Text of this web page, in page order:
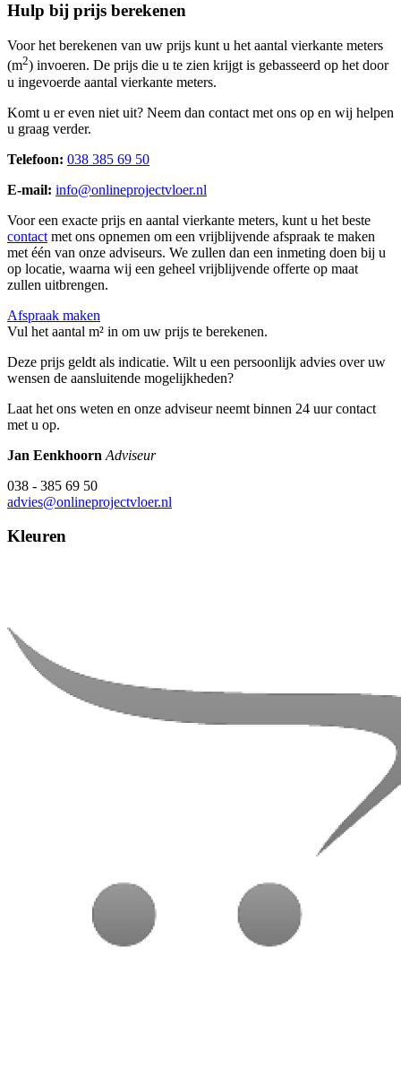
Hulp bij prijs berekenen
Voor het berekenen van uw prijs kunt u het aantal vierkante meters
(m2) invoeren. De prijs die u te zien krijgt is gebasseerd op het door
u ingevoerde aantal vierkante meters.
Komt u er even niet uit? Neem dan contact met ons op en wij helpen
u graag verder.
Telefoon: 038 385 69 50
E-mail: info@onlineprojectvloer.nl
Voor een exacte prijs en aantal vierkante meters, kunt u het beste
contact met ons opnemen om een vrijblijvende afspraak te maken
met één van onze adviseurs. We zullen dan een inmeting doen bij u
op locatie, waarna wij een geheel vrijblijvende offerte op maat
zullen uitbrengen.
Afspraak maken
Vul het aantal m² in om uw prijs te berekenen.
Deze prijs geldt als indicatie. Wilt u een persoonlijk advies over uw
wensen de aansluitende mogelijkheden?
Laat het ons weten en onze adviseur neemt binnen 24 uur contact
met u op.
Jan Eenkhoorn Adviseur
038 - 385 69 50
advies@onlineprojectvloer.nl
Kleuren